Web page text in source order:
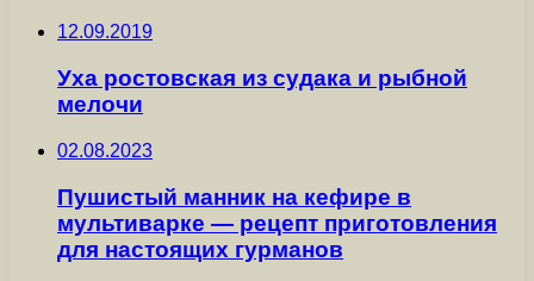
12.09.2019
Уха ростовская из судака и рыбной
мелочи
02.08.2023
Пушистый манник на кефире в
мультиварке — рецепт приготовления
для настоящих гурманов